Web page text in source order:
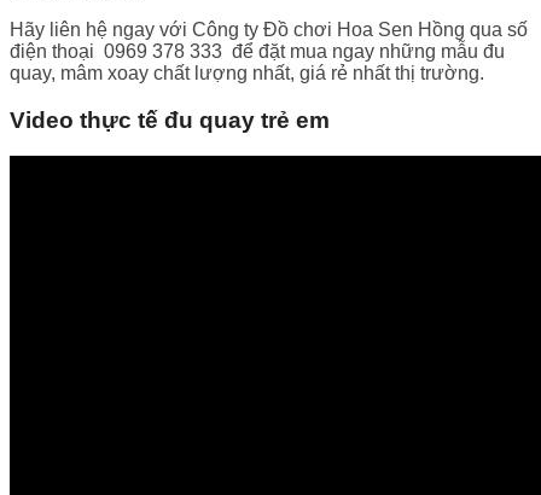
Hãy liên hệ ngay với Công ty Đồ chơi Hoa Sen Hồng qua số
điện thoại 0969 378 333 để đặt mua ngay những mẫu đu
quay, mâm xoay chất lượng nhất, giá rẻ nhất thị trường.
Video thực tế đu quay trẻ em